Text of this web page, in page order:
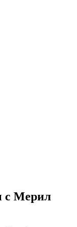
с Мерил